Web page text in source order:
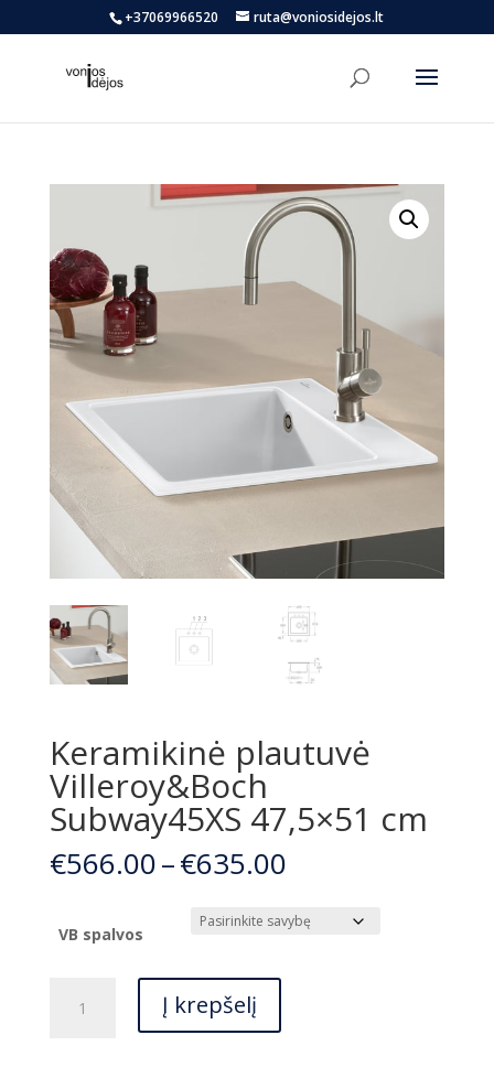
+37069966520 ruta@voniosidejos.lt
Keramikinė plautuvė
Villeroy&Boch
Subway45XS 47,5×51 cm
€566.00–€635.00Price
€566.00
through
VB spalvos
kiekis:
Į krepšelį